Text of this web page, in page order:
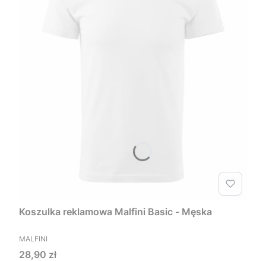
Koszulka reklamowa Malfini Basic - Męska
PRODUCENT
MALFINI
Cena
28,90 zł